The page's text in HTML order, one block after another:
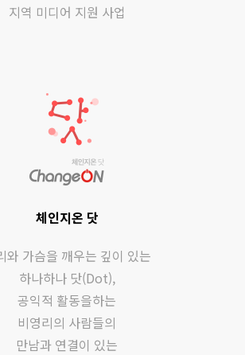
지역 미디어 지원 사업
체인지온 닷
와 가슴을 깨우는 깊이 있는
하나하나 닷(Dot),
공익적 활동을하는
비영리의 사람들의
만남과 연결이 있는